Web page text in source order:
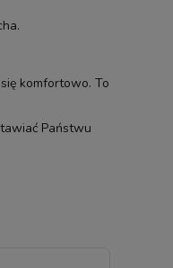
komfortowo. To
Państwu